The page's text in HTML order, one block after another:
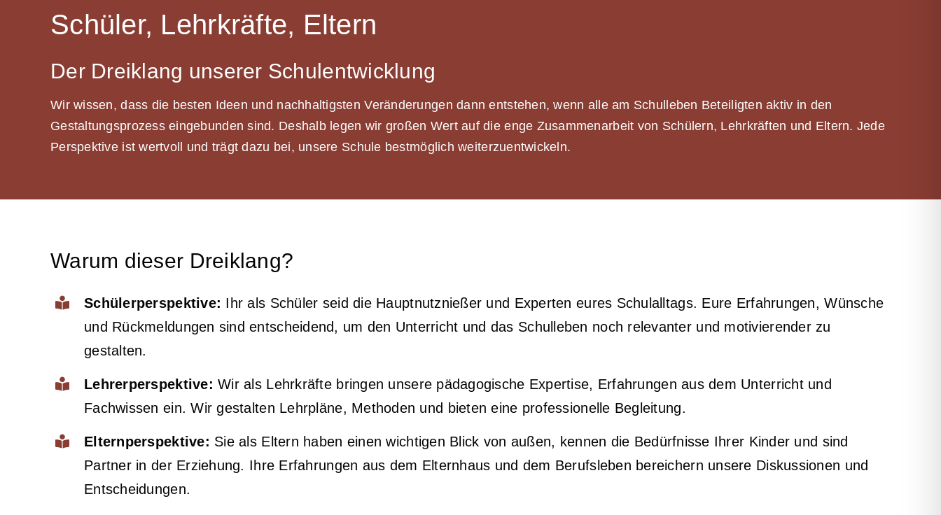
Schüler, Lehrkräfte, Eltern
Der Dreiklang unserer Schulentwicklung
Wir wissen, dass die besten Ideen und nachhaltigsten Veränderungen dann entstehen, wenn alle am Schulleben Beteiligten aktiv in den
Gestaltungsprozess eingebunden sind. Deshalb legen wir großen Wert auf die enge Zusammenarbeit von Schülern, Lehrkräften und Eltern. Jede
Perspektive ist wertvoll und trägt dazu bei, unsere Schule bestmöglich weiterzuentwickeln.
Warum dieser Dreiklang?
Schülerperspektive: Ihr als Schüler seid die Hauptnutznießer und Experten eures Schulalltags. Eure Erfahrungen, Wünsche
und Rückmeldungen sind entscheidend, um den Unterricht und das Schulleben noch relevanter und motivierender zu
gestalten.
Lehrerperspektive: Wir als Lehrkräfte bringen unsere pädagogische Expertise, Erfahrungen aus dem Unterricht und
Fachwissen ein. Wir gestalten Lehrpläne, Methoden und bieten eine professionelle Begleitung.
Elternperspektive: Sie als Eltern haben einen wichtigen Blick von außen, kennen die Bedürfnisse Ihrer Kinder und sind
Partner in der Erziehung. Ihre Erfahrungen aus dem Elternhaus und dem Berufsleben bereichern unsere Diskussionen und
Entscheidungen.